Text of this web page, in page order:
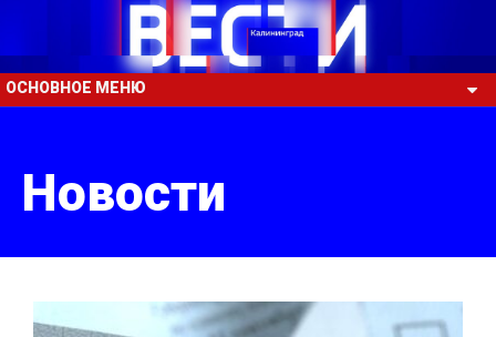
ОСНОВНОЕ МЕНЮ
Новости